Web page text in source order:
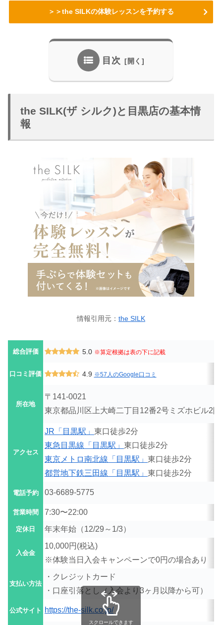
＞＞the SILKの体験レッスンを予約する
目次
the SILK(ザ シルク)と目黒店の基本情
報
情報引用元： the SILK
総合評価 5.0 ※算定根拠は表の下に記載
口コミ評価 4.9 ※57人のGoogle口コミ
所在地
〒141-0021
東京都品川区上大崎二丁目12番2号ミズホビル2階
アクセス
JR「目黒駅」 東口徒歩2分
東急目黒線「目黒駅」 東口徒歩2分
東京メトロ南北線「目黒駅」 東口徒歩2分
都営地下鉄三田線「目黒駅」 東口徒歩2分
電話予約 03-6689-5775
営業時間 7:30〜22:00
定休日 年末年始（12/29～1/3）
入会金
10,000円(税込)
※体験当日入会キャンペーンで0円の場合あり
支払い方法
・クレジットカード
・口座引落とし（入会より3ヶ月以降から可）
公式サイト https://the-silk.co.jp/
スクロールできます